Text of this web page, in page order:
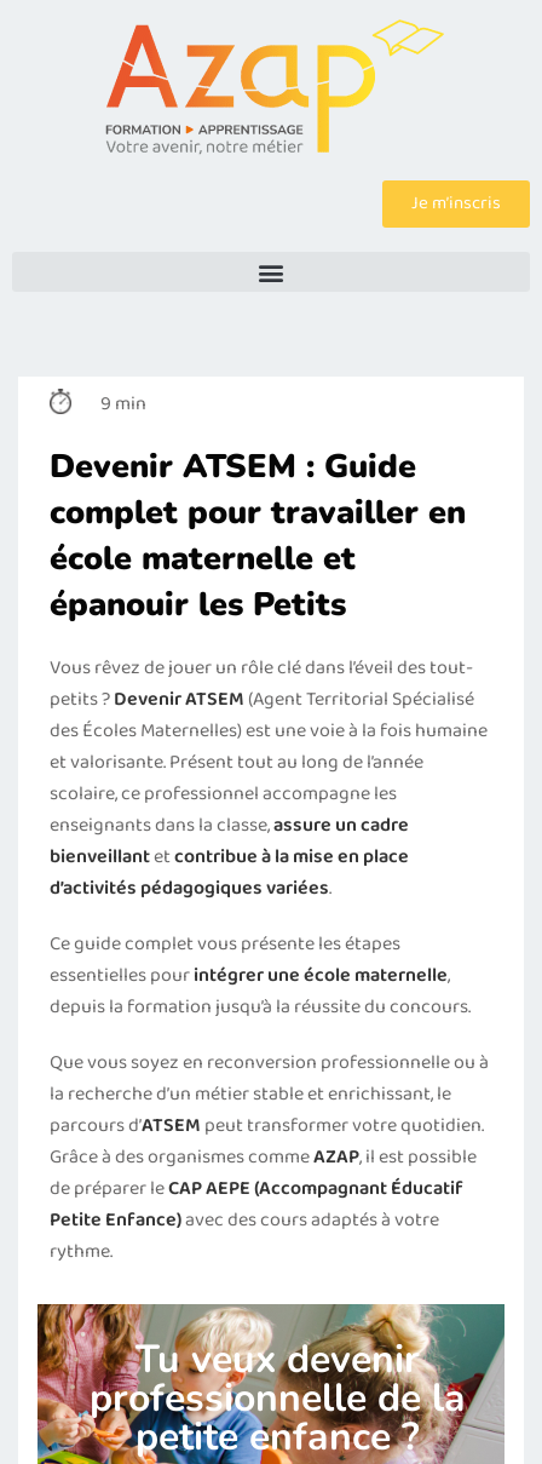
Je m’inscris
9 min
Devenir ATSEM : Guide
complet pour travailler en
école maternelle et
épanouir les Petits
Vous rêvez de jouer un rôle clé dans l’éveil des tout-
petits ?Devenir ATSEM (Agent Territorial Spécialisé
des Écoles Maternelles) est une voie à la fois humaine
et valorisante. Présent tout au long de l’année
scolaire, ce professionnel accompagne les
enseignants dans la classe,assure un cadre
bienveillantetcontribue à la mise en place
d’activités pédagogiques variées.
Ce guide complet vous présente les étapes
essentielles pourintégrer une école maternelle,
depuis la formation jusqu’à la réussite du concours.
Que vous soyez en reconversion professionnelle ou à
la recherche d’un métier stable et enrichissant, le
parcours d’ATSEM peut transformer votre quotidien.
Grâce à des organismes commeAZAP, il est possible
de préparer leCAP AEPE (Accompagnant Éducatif
Petite Enfance)avec des cours adaptés à votre
rythme.
Tu veux devenir
professionnelle de la
petite enfance ?